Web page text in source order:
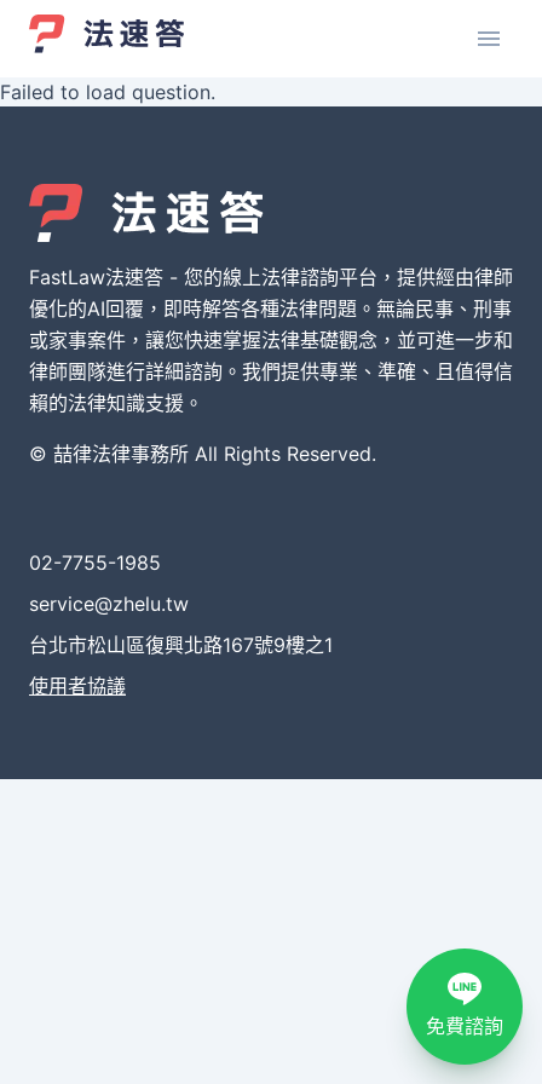
Failed to load question.
FastLaw法速答 - 您的線上法律諮詢平台，提供經由律師
優化的AI回覆，即時解答各種法律問題。無論民事、刑事
或家事案件，讓您快速掌握法律基礎觀念，並可進一步和
律師團隊進行詳細諮詢。我們提供專業、準確、且值得信
賴的法律知識支援。
© 喆律法律事務所 All Rights Reserved.
02-7755-1985
service@zhelu.tw
台北市松山區復興北路167號9樓之1
使用者協議
免費諮詢